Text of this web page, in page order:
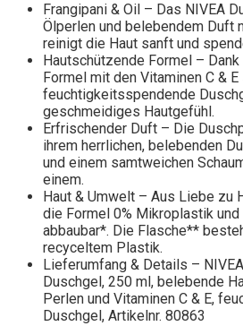
Frangipani & Oil – Das NIVEA
Ölperlen und belebendem Duft
reinigt die Haut sanft und
Hautschützende Formel –
Formel mit den Vitaminen C &
feuchtigkeitsspendende
geschmeidiges Hautgefühl.
Erfrischender Duft – Die
ihrem herrlichen, belebenden
und einem samtweichen
einem.
Haut & Umwelt – Aus Liebe zu
die Formel 0% Mikroplastik
abbaubar*. Die Flasche**
recyceltem Plastik.
Lieferumfang & Details –
Duschgel, 250 ml, belebende
Perlen und Vitaminen C & E,
Duschgel, Artikelnr. 80863